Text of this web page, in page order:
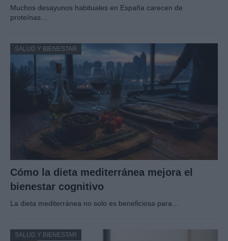
Muchos desayunos habituales en España carecen de
proteínas…
SALUD Y BIENESTAR
Cómo la dieta mediterránea mejora el
bienestar cognitivo
La dieta mediterránea no solo es beneficiosa para…
SALUD Y BIENESTAR